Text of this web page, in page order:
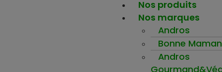
Nos produits
Nos marques
Andros
Bonne Maman
Andros